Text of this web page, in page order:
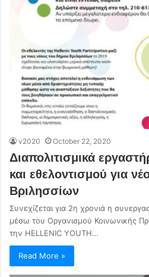
v2020 October 22, 2020
Διαπολιτισμικά
και εθελοντισμού για
Βριλησσίων
Συνεχίζεται για 2η χρονιά η
μέσω του Οργανισμού Κοινωνικής
την HELLENIC YOUTH…
Read More »